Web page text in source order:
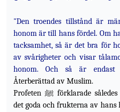
"Den troendes tillstånd är
honom är till hans fördel. Om
tacksamhet, så är det bra för
av svårigheter och visar
honom. Och så är
Återberättad av Muslim.
Profeten ﷺ förklarade således att den troendes vinster –
det goda och frukterna av hans